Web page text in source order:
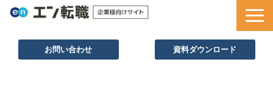
お問い合わせ 資料ダウンロード